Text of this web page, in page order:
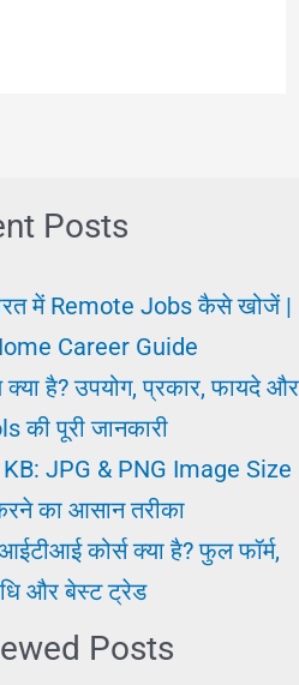
Posts
में Remote Jobs कैसे खोजें |
Career Guide
है? उपयोग, प्रकार, फायदे और
की पूरी जानकारी
JPG & PNG Image Size
का आसान तरीका
कोर्स क्या है? फुल फॉर्म,
और बेस्ट ट्रेड
Posts